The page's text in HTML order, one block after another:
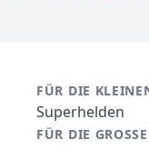
FÜR DIE
Superhelden
FÜR DIE